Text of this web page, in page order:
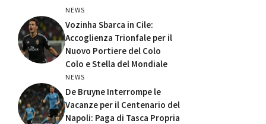
NEWS
Vozinha Sbarca in Cile:
Accoglienza Trionfale per il
Nuovo Portiere del Colo
Colo e Stella del Mondiale
NEWS
De Bruyne Interrompe le
Vacanze per il Centenario del
Napoli: Paga di Tasca Propria